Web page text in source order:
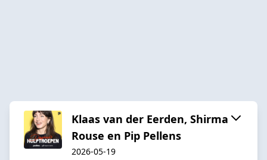
Klaas van der Eerden, Shirma
Rouse en Pip Pellens
2026-05-19